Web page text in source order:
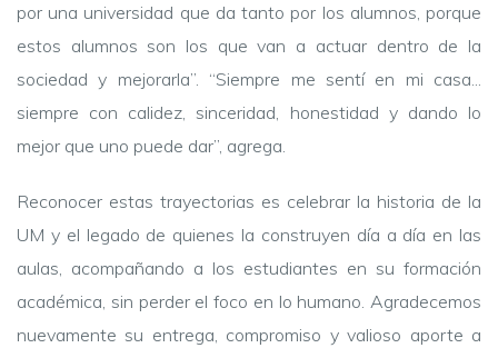
por una universidad que da tanto por los alumnos, porque
estos alumnos son los que van a actuar dentro de la
sociedad y mejorarla”. “Siempre me sentí en mi casa...
siempre con calidez, sinceridad, honestidad y dando lo
mejor que uno puede dar”, agrega.
Reconocer estas trayectorias es celebrar la historia de la
UM y el legado de quienes la construyen día a día en las
aulas, acompañando a los estudiantes en su formación
académica, sin perder el foco en lo humano. Agradecemos
nuevamente su entrega, compromiso y valioso aporte a